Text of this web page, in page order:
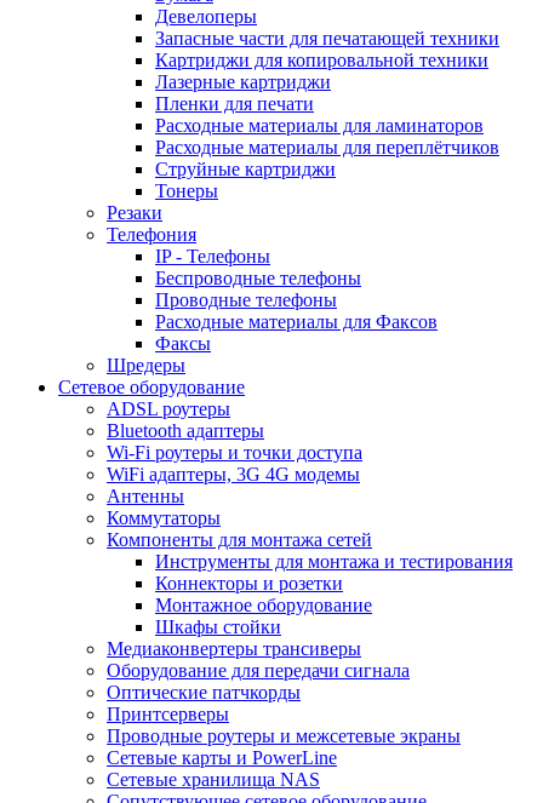
Девелоперы
Запасные части для печатающей техники
Картриджи для копировальной техники
Лазерные картриджи
Пленки для печати
Расходные материалы для ламинаторов
Расходные материалы для переплётчиков
Струйные картриджи
Тонеры
Резаки
Телефония
IP - Телефоны
Беспроводные телефоны
Проводные телефоны
Расходные материалы для Факсов
Факсы
Шредеры
Сетевое оборудование
ADSL роутеры
Bluetooth адаптеры
Wi-Fi роутеры и точки доступа
WiFi адаптеры, 3G 4G модемы
Антенны
Коммутаторы
Компоненты для монтажа сетей
Инструменты для монтажа и тестирования
Коннекторы и розетки
Монтажное оборудование
Шкафы стойки
Медиаконвертеры трансиверы
Оборудование для передачи сигнала
Оптические патчкорды
Принтсерверы
Проводные роутеры и межсетевые экраны
Сетевые карты и PowerLine
Сетевые хранилища NAS